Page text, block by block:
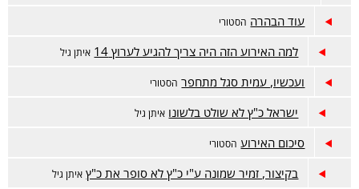
עוד הבהרה הסטורי
למה האירוע הזה היה צריך להגיע לערוץ 14 איתן גיל
ועכשיו, עמית סגל מתחפר הסטורי
ישראל כ"ץ לא שולט בלשונו איתן גיל
סיכום האירוע הסטורי
בקיצור, זמיר שמונה ע"י כ"ץ לא סופר את כ"ץ איתן גיל